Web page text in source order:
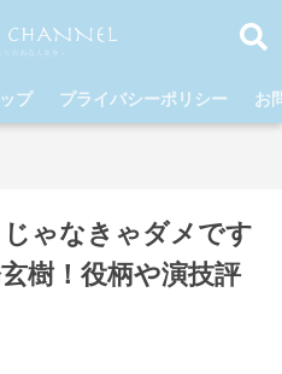
プ プライバシーポリシー お
じゃなきゃダメです
樹！役柄や演技評